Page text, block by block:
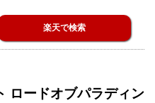
楽天で検索
ロードオブパラディン